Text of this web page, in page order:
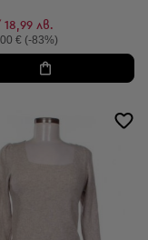
лв.
цена:
€ (-83%)